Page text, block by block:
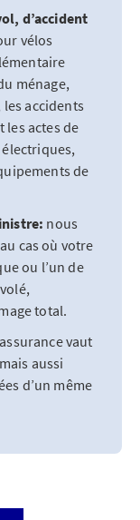
d’accident
vélos
ménage,
accidents
les actes de
électriques,
de
nous
cas où votre
ou l’un de
total.
vaut
aussi
d’un même